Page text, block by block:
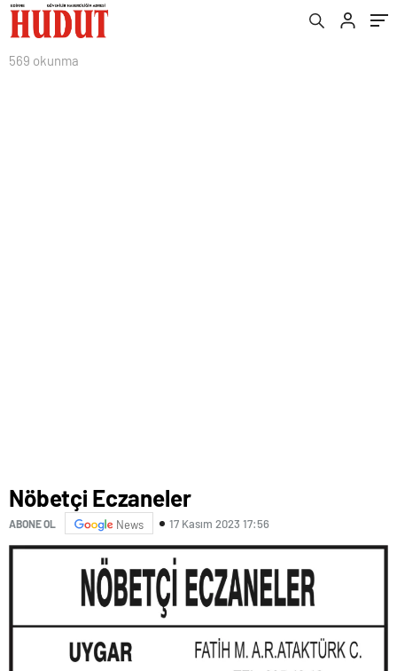
569 okunma
Nöbetçi Eczaneler
ABONE OL News 17 Kasım 2023 17:56